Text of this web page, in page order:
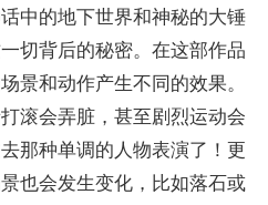
中的地下世界和神秘的大锤
切背后的秘密。在这部作品
景和动作产生不同的效果。
滚会弄脏，甚至剧烈运动会
那种单调的人物表演了！更
也会发生变化，比如落石或